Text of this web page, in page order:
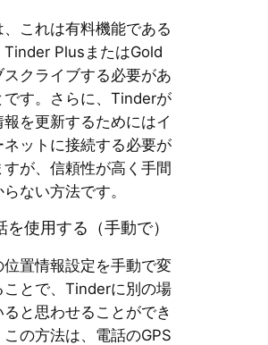
、これは有料機能である
Tinder PlusまたはGold
スクライブする必要があ
です。さらに、Tinderが
報を更新するためにはイ
ネットに接続する必要が
すが、信頼性が高く手間
ない方法です。
を使用する（手動で）
位置情報設定を手動で変
ことで、Tinderに別の場
ると思わせることができ
この方法は、電話のGPS